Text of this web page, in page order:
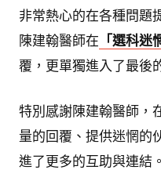
非常熱心的在各種問題
陳建翰醫師在 「選科迷
覆，更單獨進入了最後
特別感謝陳建翰醫師，
量的回覆、提供迷惘的
進了更多的互助與連結。